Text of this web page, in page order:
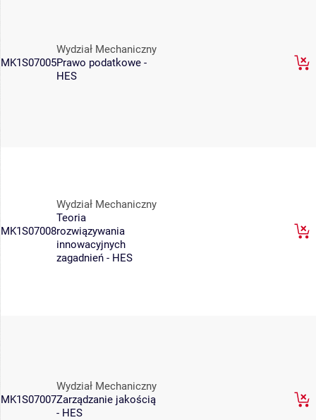
MK1S07005
Wydział Mechaniczny
Prawo podatkowe -
HES
MK1S07008
Wydział Mechaniczny
Teoria
rozwiązywania
innowacyjnych
zagadnień - HES
MK1S07007
Wydział Mechaniczny
Zarządzanie jakością
- HES